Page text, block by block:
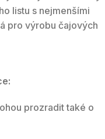
listu s nejmenšími
pro výrobu čajových
prozradit také o